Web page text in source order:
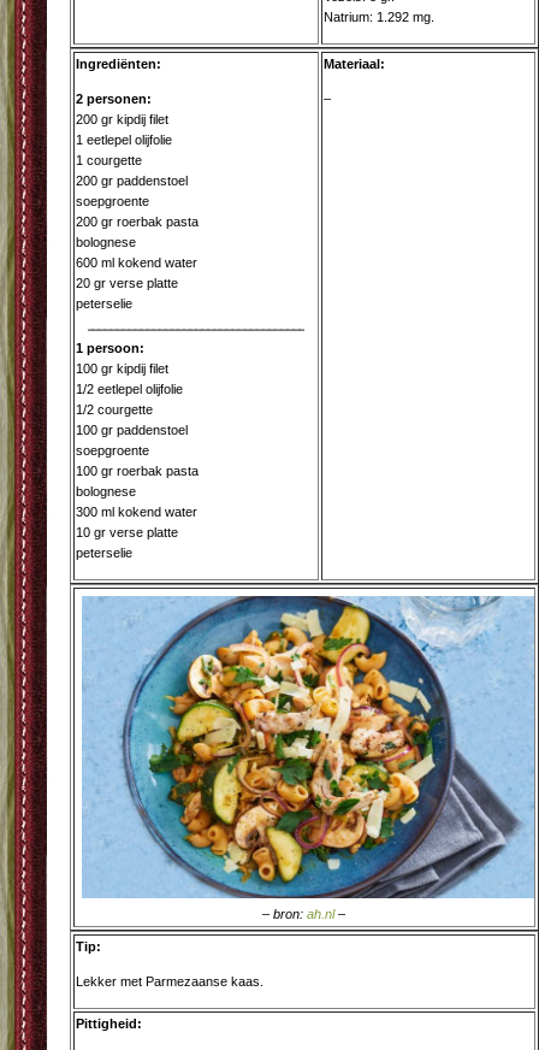
Natrium: 1.292 mg.
Ingrediënten:
2 personen:
200 gr kipdij filet
1 eetlepel olijfolie
1 courgette
200 gr paddenstoel
soepgroente
200 gr roerbak pasta
bolognese
600 ml kokend water
20 gr verse platte
peterselie
1 persoon:
100 gr kipdij filet
1/2 eetlepel olijfolie
1/2 courgette
100 gr paddenstoel
soepgroente
100 gr roerbak pasta
bolognese
300 ml kokend water
10 gr verse platte
peterselie
Materiaal:
–
– bron:ah.nl–
Tip:
Lekker met Parmezaanse kaas.
Pittigheid: